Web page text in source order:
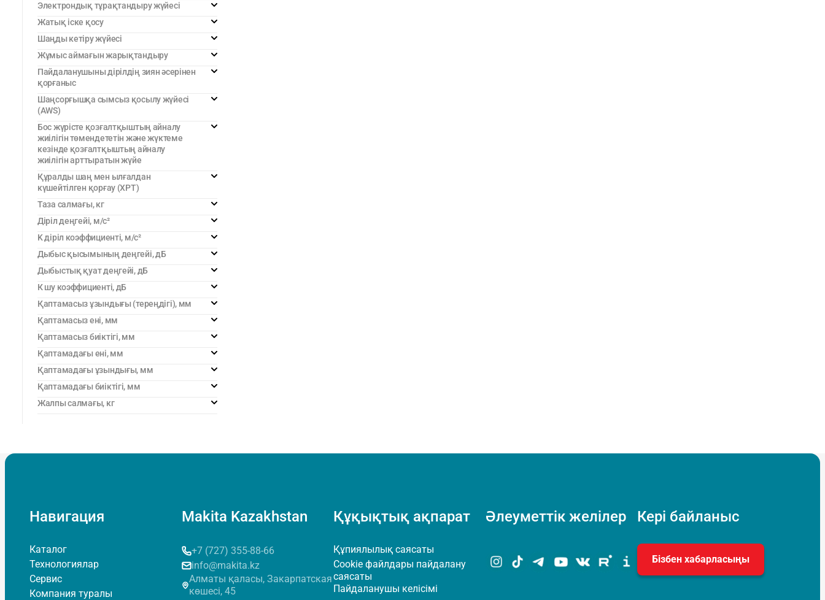
Электрондық тұрақтандыру жүйесі
Жатық іске қосу
Шаңды кетіру жүйесі
Жұмыс аймағын жарықтандыру
Пайдаланушыны дірілдің зиян әсерінен
қорғаныс
Шаңсорғышқа сымсыз қосылу жүйесі
(AWS)
Бос жүрісте қозғалтқыштың айналу
жиілігін төмендететін және жүктеме
кезінде қозғалтқыштың айналу
жиілігін арттыратын жүйе
Құралды шаң мен ылғалдан
күшейтілген қорғау (XPT)
Таза салмағы, кг
Діріл деңгейі, м/с²
K діріл коэффициенті, м/с²
Дыбыс қысымының деңгейі, дБ
Дыбыстық қуат деңгейі, дБ
К шу коэффициенті, дБ
Қаптамасыз ұзындығы (тереңдігі), мм
Қаптамасыз ені, мм
Қаптамасыз биіктігі, мм
Қаптамадағы ені, мм
Қаптамадағы ұзындығы, мм
Қаптамадағы биіктігі, мм
Жалпы салмағы, кг
Навигация
Каталог
Технологиялар
Сервис
Компания туралы
Makita Kazakhstan
+7 (727) 355-88-66
info@makita.kz
Алматы қаласы, Закарпатская
көшесi, 45
Құқықтық ақпарат
Құпиялылық саясаты
Cookie файлдары пайдалану
саясаты
Пайдаланушы келісімі
Әлеуметтік желілер Кері байланыс
Бізбен хабарласыңы